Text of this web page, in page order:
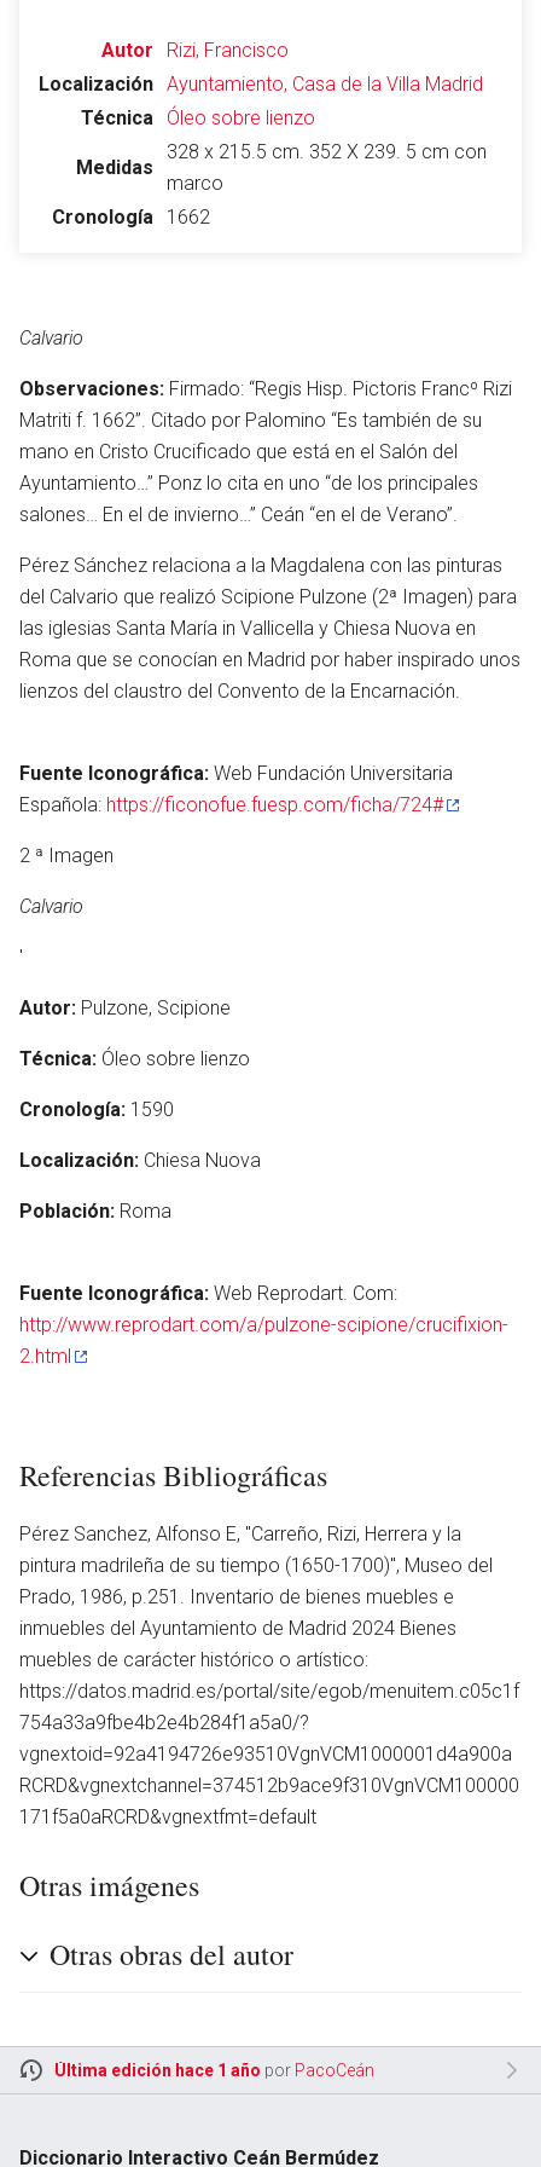
Autor
Rizi, Francisco
Localización Ayuntamiento, Casa de la Villa Madrid
Técnica
Óleo sobre lienzo
Medidas
328 x 215.5 cm. 352 X 239. 5 cm con
marco
Cronología
1662
Calvario
Observaciones: Firmado: “Regis Hisp. Pictoris Francº Rizi
Matriti f. 1662”. Citado por Palomino “Es también de su
mano en Cristo Crucificado que está en el Salón del
Ayuntamiento…” Ponz lo cita en uno “de los principales
salones… En el de invierno…” Ceán “en el de Verano”.
Pérez Sánchez relaciona a la Magdalena con las pinturas
del Calvario que realizó Scipione Pulzone (2ª Imagen) para
las iglesias Santa María in Vallicella y Chiesa Nuova en
Roma que se conocían en Madrid por haber inspirado unos
lienzos del claustro del Convento de la Encarnación.
Fuente Iconográfica: Web Fundación Universitaria
Española: https://ficonofue.fuesp.com/ficha/724#
2 ª Imagen
Calvario
'
Autor: Pulzone, Scipione
Técnica: Óleo sobre lienzo
Cronología: 1590
Localización: Chiesa Nuova
Población: Roma
Fuente Iconográfica: Web Reprodart. Com:
http://www.reprodart.com/a/pulzone-scipione/crucifixion-
2.html
Referencias Bibliográficas
Pérez Sanchez, Alfonso E, ''Carreño, Rizi, Herrera y la
pintura madrileña de su tiempo (1650-1700)'', Museo del
Prado, 1986, p.251. Inventario de bienes muebles e
inmuebles del Ayuntamiento de Madrid 2024 Bienes
muebles de carácter histórico o artístico:
https://datos.madrid.es/portal/site/egob/menuitem.c05c1f
754a33a9fbe4b2e4b284f1a5a0/?
vgnextoid=92a4194726e93510VgnVCM1000001d4a900a
RCRD&vgnextchannel=374512b9ace9f310VgnVCM100000
171f5a0aRCRD&vgnextfmt=default
Otras imágenes
Otras obras del autor
Última edición hace 1 año por PacoCeán
Diccionario Interactivo Ceán Bermúdez